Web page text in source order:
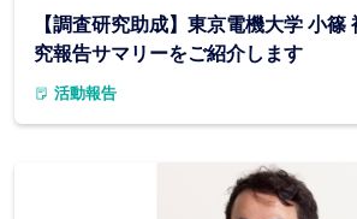
【調査研究助成】東京電機大学 小篠
究報告サマリーをご紹介します
活動報告